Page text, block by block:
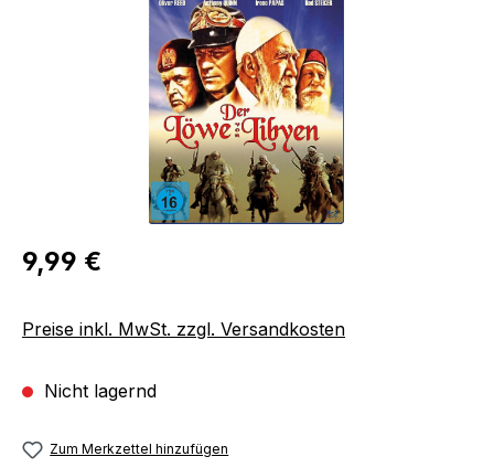
Regulärer Preis:
9,99 €
Preise inkl. MwSt. zzgl. Versandkosten
Nicht lagernd
Zum Merkzettel hinzufügen